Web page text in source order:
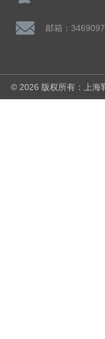
邮箱：
© 2026 版权所有：上